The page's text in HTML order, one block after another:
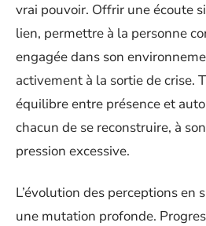
vrai pouvoir. Offrir une écoute
lien, permettre à la personne
engagée dans son
activement à la sortie de crise.
équilibre entre présence et
chacun de se reconstruire, à
pression excessive.
L’évolution des perceptions en
une mutation profonde.